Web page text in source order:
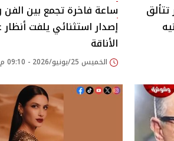
تتألق
ساعة فاخرة تجمع بين الفن
إصدار استثنائي يلفت
الأناقة
الخميس 25/يونيو/2026 - 09:10 م